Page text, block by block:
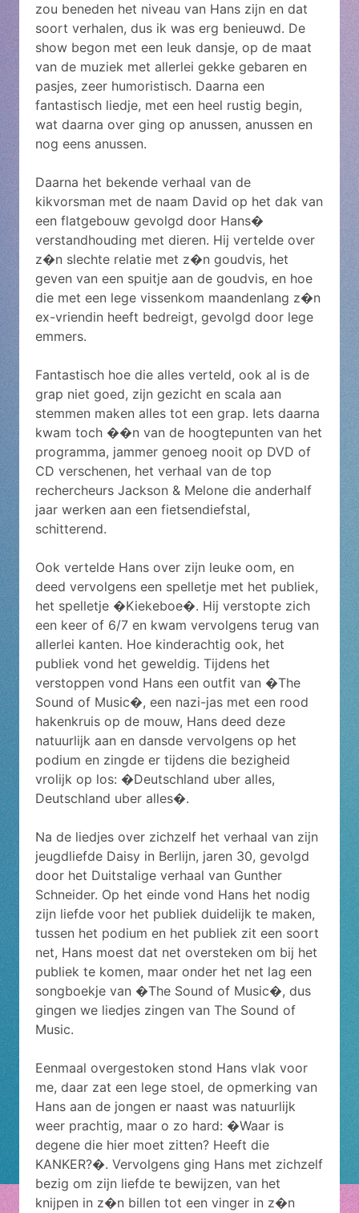
zou beneden het niveau van Hans zijn en dat
soort verhalen, dus ik was erg benieuwd. De
show begon met een leuk dansje, op de maat
van de muziek met allerlei gekke gebaren en
pasjes, zeer humoristisch. Daarna een
fantastisch liedje, met een heel rustig begin,
wat daarna over ging op anussen, anussen en
nog eens anussen.
Daarna het bekende verhaal van de
kikvorsman met de naam David op het dak van
een flatgebouw gevolgd door Hans�
verstandhouding met dieren. Hij vertelde over
z�n slechte relatie met z�n goudvis, het
geven van een spuitje aan de goudvis, en hoe
die met een lege vissenkom maandenlang z�n
ex-vriendin heeft bedreigt, gevolgd door lege
emmers.
Fantastisch hoe die alles verteld, ook al is de
grap niet goed, zijn gezicht en scala aan
stemmen maken alles tot een grap. Iets daarna
kwam toch ��n van de hoogtepunten van het
programma, jammer genoeg nooit op DVD of
CD verschenen, het verhaal van de top
rechercheurs Jackson & Melone die anderhalf
jaar werken aan een fietsendiefstal,
schitterend.
Ook vertelde Hans over zijn leuke oom, en
deed vervolgens een spelletje met het publiek,
het spelletje �Kiekeboe�. Hij verstopte zich
een keer of 6/7 en kwam vervolgens terug van
allerlei kanten. Hoe kinderachtig ook, het
publiek vond het geweldig. Tijdens het
verstoppen vond Hans een outfit van �The
Sound of Music�, een nazi-jas met een rood
hakenkruis op de mouw, Hans deed deze
natuurlijk aan en dansde vervolgens op het
podium en zingde er tijdens die bezigheid
vrolijk op los: �Deutschland uber alles,
Deutschland uber alles�.
Na de liedjes over zichzelf het verhaal van zijn
jeugdliefde Daisy in Berlijn, jaren 30, gevolgd
door het Duitstalige verhaal van Gunther
Schneider. Op het einde vond Hans het nodig
zijn liefde voor het publiek duidelijk te maken,
tussen het podium en het publiek zit een soort
net, Hans moest dat net oversteken om bij het
publiek te komen, maar onder het net lag een
songboekje van �The Sound of Music�, dus
gingen we liedjes zingen van The Sound of
Music.
Eenmaal overgestoken stond Hans vlak voor
me, daar zat een lege stoel, de opmerking van
Hans aan de jongen er naast was natuurlijk
weer prachtig, maar o zo hard: �Waar is
degene die hier moet zitten? Heeft die
KANKER?�. Vervolgens ging Hans met zichzelf
bezig om zijn liefde te bewijzen, van het
knijpen in z�n billen tot een vinger in z�n